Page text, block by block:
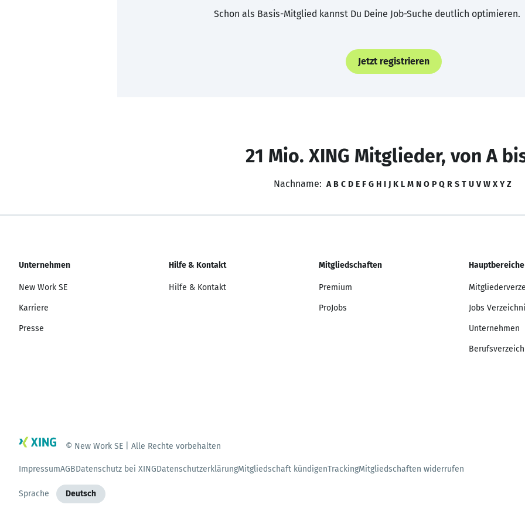
Schon als Basis-Mitglied kannst Du Deine Job-Suche deutlich optimieren.
Jetzt registrieren
21 Mio. XING Mitglieder, von A
Nachname: A B C D E F G H I J K L M N O P Q R S T U V W X Y Z
Unternehmen
New Work SE
Karriere
Presse
Hilfe & Kontakt
Hilfe & Kontakt
Mitgliedschaften
Premium
ProJobs
Hauptbereiche
Jobs
Unternehmen
© New Work SE | Alle Rechte vorbehalten
ImpressumAGBDatenschutz bei XINGDatenschutzerklärungMitgliedschaft kündigenTrackingMitgliedschaften widerrufen
Sprache Deutsch